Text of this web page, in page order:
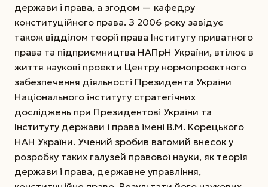
держави і права, а згодом — кафедру
конституційного права. З 2006 року завідує
також відділом теорії права Інституту приватного
права та підприємництва НАПрН України, втілює в
життя наукові проекти Центру нормопроектного
забезпечення діяльності Президента України
Національного інституту стратегічних
досліджень при Президентові України та
Інституту держави і права імені В.М. Корецького
НАН України. Учений зробив вагомий внесок у
розробку таких галузей правової науки, як теорія
держави і права, державне управління,